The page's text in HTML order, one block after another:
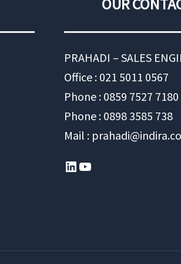
PRAHADI – SALES
Office : 021 5011 0567
Phone : 0859 7527 7180
Phone : 0898 3585 738
Mail :
LinkedIn YouTube